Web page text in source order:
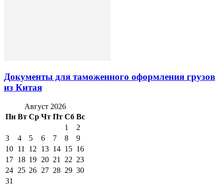
Документы для таможенного оформления грузов
из Китая
Август 2026
Пн Вт Ср Чт Пт Сб Вс
1
2
3
4 5 6 7 8
9
10 11 12 13 14 15 16
17 18 19 20 21 22 23
24 25 26 27 28 29 30
31